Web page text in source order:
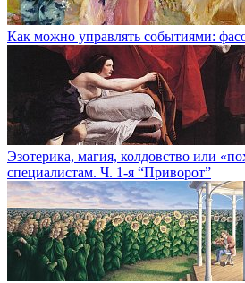
Как можно управлять событиями:
Эзотерика, магия, колдовство или
специалистам. Ч. 1-я “Приворот”